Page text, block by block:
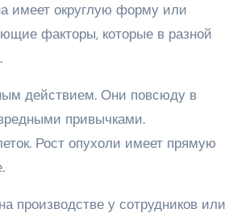
имеет округлую форму или
факторы, которые в разной
действием. Они повсюду в
привычками.
Рост опухоли имеет прямую
производстве у сотрудников или